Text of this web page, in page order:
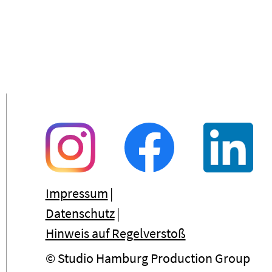
Impressum
Datenschutz
Hinweis auf Regelverstoß
© Studio Hamburg Production Group